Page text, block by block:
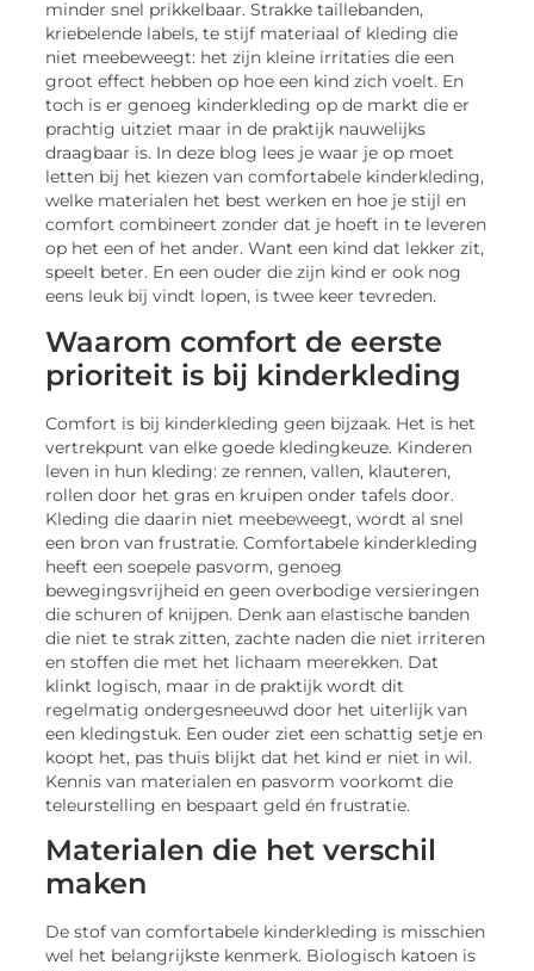
minder snel prikkelbaar. Strakke taillebanden,
kriebelende labels, te stijf materiaal of kleding die
niet meebeweegt: het zijn kleine irritaties die een
groot effect hebben op hoe een kind zich voelt. En
toch is er genoeg kinderkleding op de markt die er
prachtig uitziet maar in de praktijk nauwelijks
draagbaar is. In deze blog lees je waar je op moet
letten bij het kiezen van comfortabele kinderkleding,
welke materialen het best werken en hoe je stijl en
comfort combineert zonder dat je hoeft in te leveren
op het een of het ander. Want een kind dat lekker zit,
speelt beter. En een ouder die zijn kind er ook nog
eens leuk bij vindt lopen, is twee keer tevreden.
Waarom comfort de eerste
prioriteit is bij kinderkleding
Comfort is bij kinderkleding geen bijzaak. Het is het
vertrekpunt van elke goede kledingkeuze. Kinderen
leven in hun kleding: ze rennen, vallen, klauteren,
rollen door het gras en kruipen onder tafels door.
Kleding die daarin niet meebeweegt, wordt al snel
een bron van frustratie. Comfortabele kinderkleding
heeft een soepele pasvorm, genoeg
bewegingsvrijheid en geen overbodige versieringen
die schuren of knijpen. Denk aan elastische banden
die niet te strak zitten, zachte naden die niet irriteren
en stoffen die met het lichaam meerekken. Dat
klinkt logisch, maar in de praktijk wordt dit
regelmatig ondergesneeuwd door het uiterlijk van
een kledingstuk. Een ouder ziet een schattig setje en
koopt het, pas thuis blijkt dat het kind er niet in wil.
Kennis van materialen en pasvorm voorkomt die
teleurstelling en bespaart geld én frustratie.
Materialen die het verschil
maken
De stof van comfortabele kinderkleding is misschien
wel het belangrijkste kenmerk. Biologisch katoen is